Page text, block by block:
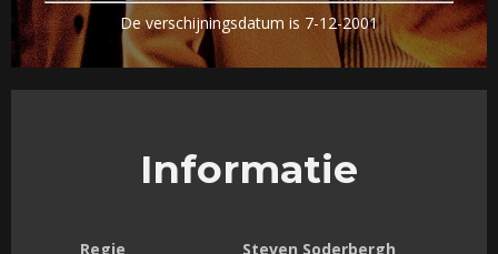
De verschijningsdatum is 7-12-2001
Informatie
Regie Steven Soderbergh